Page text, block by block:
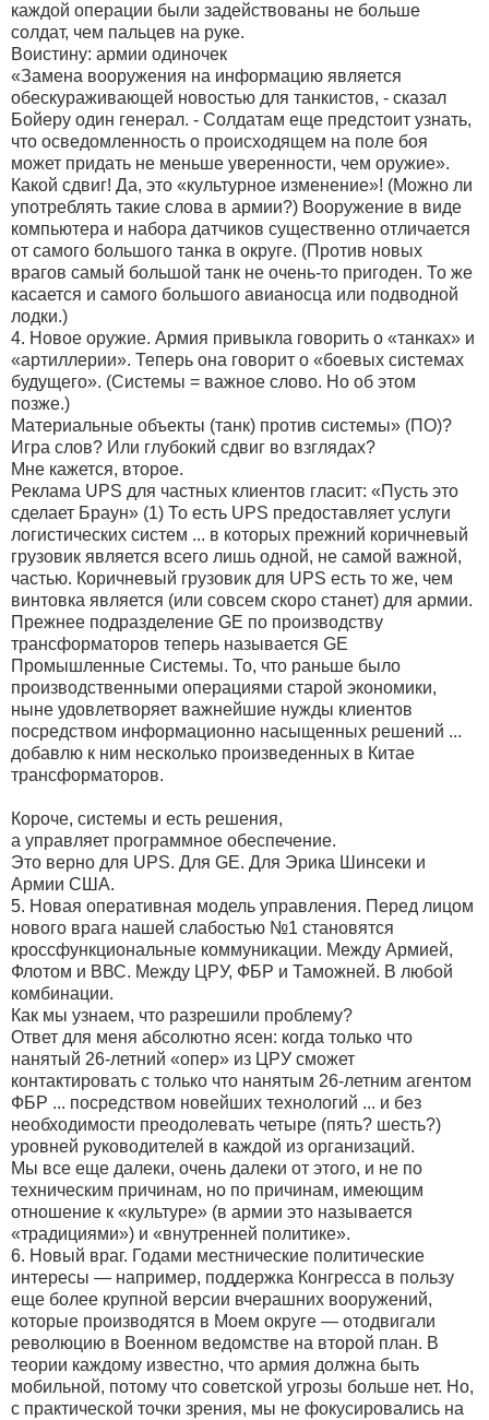
каждой операции были задействованы не больше
солдат, чем пальцев на руке.
Воистину: армии одиночек
«Замена вооружения на информацию является
обескураживающей новостью для танкистов, - сказал
Бойеру один генерал. - Солдатам еще предстоит узнать,
что осведомленность о происходящем на поле боя
может придать не меньше уверенности, чем оружие».
Какой сдвиг! Да, это «культурное изменение»! (Можно ли
употреблять такие слова в армии?) Вооружение в виде
компьютера и набора датчиков существенно отличается
от самого большого танка в округе. (Против новых
врагов самый большой танк не очень-то пригоден. То же
касается и самого большого авианосца или подводной
лодки.)
4. Новое оружие. Армия привыкла говорить о «танках» и
«артиллерии». Теперь она говорит о «боевых системах
будущего». (Системы = важное слово. Но об этом
позже.)
Материальные объекты (танк) против системы» (ПО)?
Игра слов? Или глубокий сдвиг во взглядах?
Мне кажется, второе.
Реклама UPS для частных клиентов гласит: «Пусть это
сделает Браун» (1) То есть UPS предоставляет услуги
логистических систем ... в которых прежний коричневый
грузовик является всего лишь одной, не самой важной,
частью. Коричневый грузовик для UPS есть то же, чем
винтовка является (или совсем скоро станет) для армии.
Прежнее подразделение GЕ по производству
трансформаторов теперь называется GЕ
Промышленные Системы. То, что раньше было
производственными операциями старой экономики,
ныне удовлетворяет важнейшие нужды клиентов
посредством информационно насыщенных решений ...
добавлю к ним несколько произведенных в Китае
трансформаторов.
Короче, системы и есть решения,
а управляет программное обеспечение.
Это верно для UPS. Для GЕ. Для Эрика Шинсеки и
Армии США.
5. Новая оперативная модель управления. Перед лицом
нового врага нашей слабостью №1 становятся
кроссфункциональные коммуникации. Между Армией,
Флотом и ВВС. Между ЦРУ, ФБР и Таможней. В любой
комбинации.
Как мы узнаем, что разрешили проблему?
Ответ для меня абсолютно ясен: когда только что
нанятый 26-летний «опер» из ЦРУ сможет
контактировать с только что нанятым 26-летним агентом
ФБР ... посредством новейших технологий ... и без
необходимости преодолевать четыре (пять? шесть?)
уровней руководителей в каждой из организаций.
Мы все еще далеки, очень далеки от этого, и не по
техническим причинам, но по причинам, имеющим
отношение к «культуре» (в армии это называется
«традициями») и «внутренней политике».
6. Новый враг. Годами местнические политические
интересы — например, поддержка Конгресса в пользу
еще более крупной версии вчерашних вооружений,
которые производятся в Моем округе — отодвигали
революцию в Военном ведомстве на второй план. В
теории каждому известно, что армия должна быть
мобильной, потому что советской угрозы больше нет. Но,
с практической точки зрения, мы не фокусировались на